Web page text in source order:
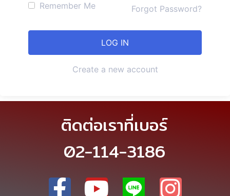
Remember Me Forgot Password?
Create a new account
ติดต่อเราที่เบอร์
02-114-3186